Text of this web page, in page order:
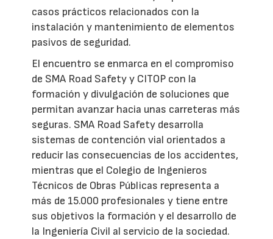
casos prácticos relacionados con la
instalación y mantenimiento de elementos
pasivos de seguridad.
El encuentro se enmarca en el compromiso
de SMA Road Safety y CITOP con la
formación y divulgación de soluciones que
permitan avanzar hacia unas carreteras más
seguras. SMA Road Safety desarrolla
sistemas de contención vial orientados a
reducir las consecuencias de los accidentes,
mientras que el Colegio de Ingenieros
Técnicos de Obras Públicas representa a
más de 15.000 profesionales y tiene entre
sus objetivos la formación y el desarrollo de
la Ingeniería Civil al servicio de la sociedad.